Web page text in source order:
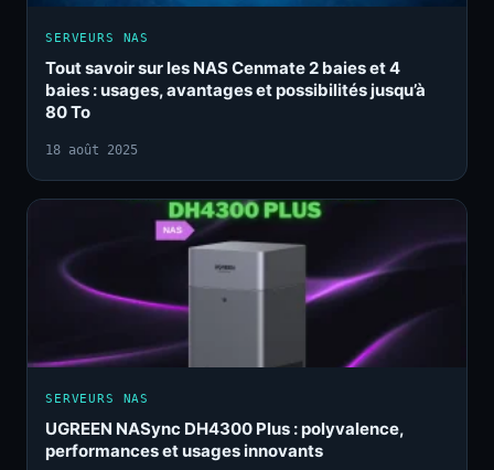
SERVEURS NAS
Tout savoir sur les NAS Cenmate 2 baies et 4
baies : usages, avantages et possibilités jusqu’à
80 To
18 août 2025
SERVEURS NAS
UGREEN NASync DH4300 Plus : polyvalence,
performances et usages innovants